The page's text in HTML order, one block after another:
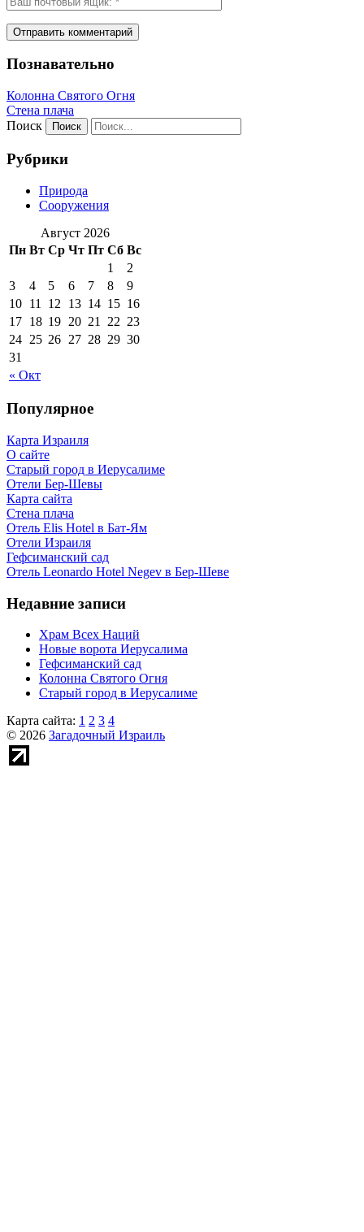
Познавательно
Колонна Святого Огня
Стена плача
Поиск
Рубрики
Природа
Сооружения
Август 2026
Пн Вт Ср Чт Пт Сб Вс
« Окт
1
2
3
4 5 6 7 8
9
10 11 12 13 14 15 16
17 18 19 20 21 22 23
24 25 26 27 28 29 30
31
Популярное
Карта Израиля
О сайте
Старый город в Иерусалиме
Отели Бер-Шевы
Карта сайта
Стена плача
Отель Elis Hotel в Бат-Ям
Отели Израиля
Гефсиманский сад
Отель Leonardo Hotel Negev в Бер-Шеве
Недавние записи
Храм Всех Наций
Новые ворота Иерусалима
Гефсиманский сад
Колонна Святого Огня
Старый город в Иерусалиме
Карта сайта: 1 2 3 4
© 2026 Загадочный Израиль